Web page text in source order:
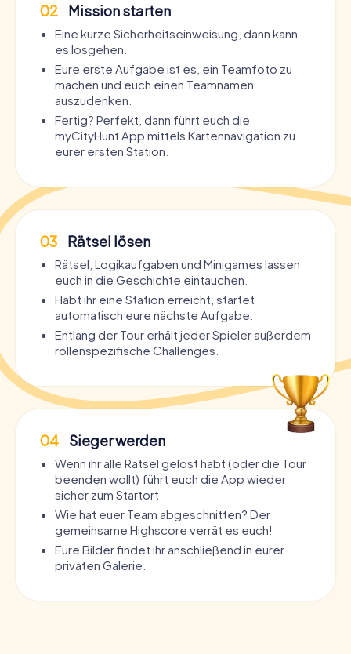
02 Mission starten
Eine kurze Sicherheitseinweisung, dann kann
es losgehen.
Eure erste Aufgabe ist es, ein Teamfoto zu
machen und euch einen Teamnamen
auszudenken.
Fertig? Perfekt, dann führt euch die
myCityHunt App mittels Kartennavigation zu
eurer ersten Station.
03 Rätsel lösen
Rätsel, Logikaufgaben und Minigames lassen
euch in die Geschichte eintauchen.
Habt ihr eine Station erreicht, startet
automatisch eure nächste Aufgabe.
Entlang der Tour erhält jeder Spieler außerdem
rollenspezifische Challenges.
04 Sieger werden
Wenn ihr alle Rätsel gelöst habt (oder die Tour
beenden wollt) führt euch die App wieder
sicher zum Startort.
Wie hat euer Team abgeschnitten? Der
gemeinsame Highscore verrät es euch!
Eure Bilder findet ihr anschließend in eurer
privaten Galerie.